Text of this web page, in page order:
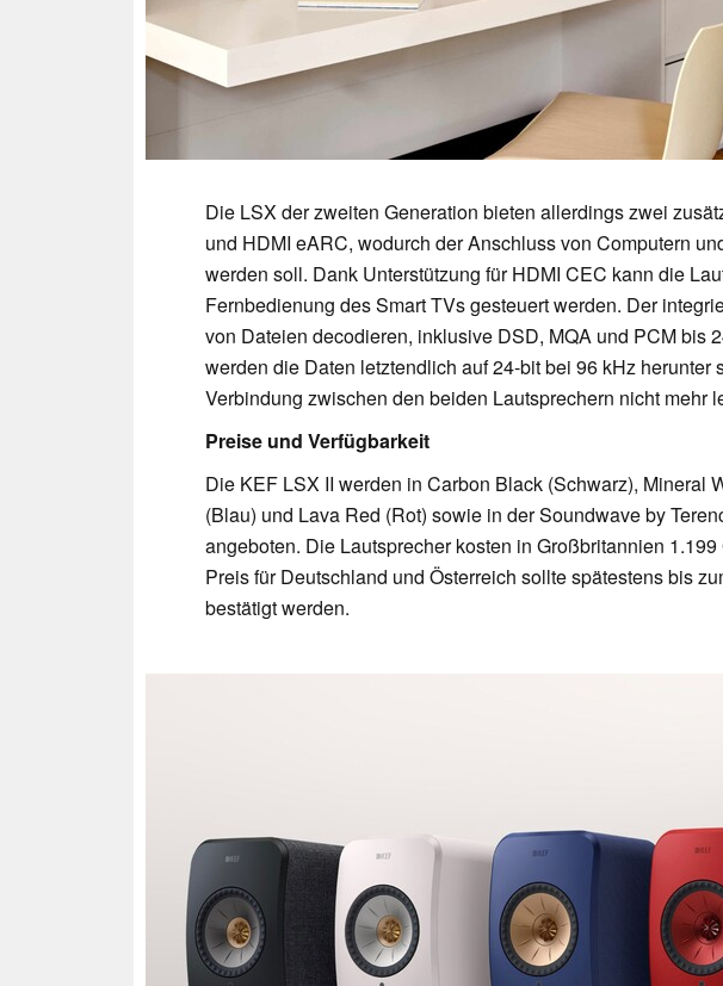
Die LSX der zweiten Generation bieten allerdings zwei
und HDMI eARC, wodurch der Anschluss von Computern
werden soll. Dank Unterstützung für HDMI CEC kann die
Fernbedienung des Smart TVs gesteuert werden. Der
von Dateien decodieren, inklusive DSD, MQA und PCM bis
werden die Daten letztendlich auf 24-bit bei 96 kHz herunter
Verbindung zwischen den beiden Lautsprechern nicht mehr
Preise und Verfügbarkeit
Die KEF LSX II werden in Carbon Black (Schwarz), Mineral
(Blau) und Lava Red (Rot) sowie in der Soundwave by
angeboten. Die Lautsprecher kosten in Großbritannien
Preis für Deutschland und Österreich sollte spätestens bis
bestätigt werden.